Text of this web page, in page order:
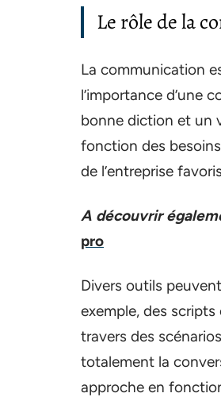
Le rôle de la
La communication
l’importance d’une
bonne diction et un
fonction des
de l’entreprise
A découvrir
pro
Divers outils
exemple, des
travers des
totalement la
approche en